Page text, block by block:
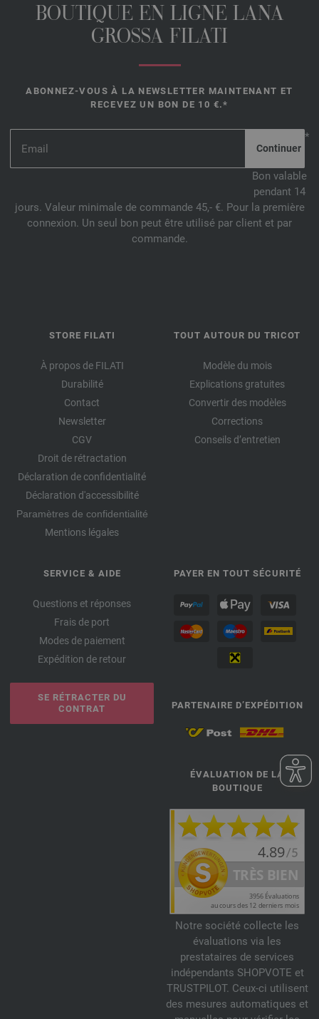
BOUTIQUE EN LIGNE LANA
GROSSA FILATI
ABONNEZ-VOUS À LA NEWSLETTER MAINTENANT ET
RECEVEZ UN BON DE 10 €.*
*
Bon valable
pendant 14
jours. Valeur minimale de commande 45,- €. Pour la première
connexion. Un seul bon peut être utilisé par client et par
commande.
STORE FILATI
À propos de FILATI
Durabilité
Contact
Newsletter
CGV
Droit de rétractation
Déclaration de confidentialité
Déclaration d'accessibilité
Paramètres de confidentialité
Mentions légales
TOUT AUTOUR DU TRICOT
Modèle du mois
Explications gratuites
Convertir des modèles
Corrections
Conseils d’entretien
SERVICE & AIDE
Questions et réponses
Frais de port
Modes de paiement
Expédition de retour
SE RÉTRACTER DU
CONTRAT
PAYER EN TOUT SÉCURITÉ
PARTENAIRE D’EXPÉDITION
ÉVALUATION DE LA
BOUTIQUE
Notre société collecte les
évaluations via les
prestataires de services
indépendants SHOPVOTE et
TRUSTPILOT. Ceux-ci utilisent
des mesures automatiques et